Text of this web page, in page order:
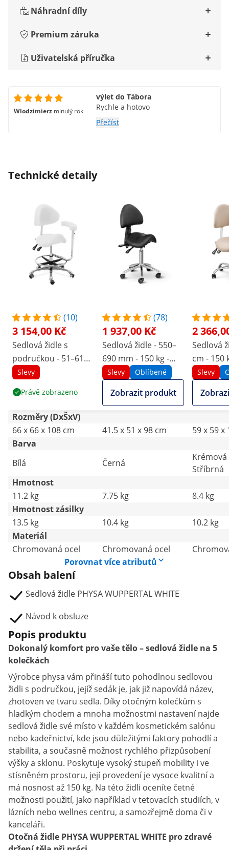
Náhradní díly
Premium záruka
Uživatelská příručka
Wlodzimierz minulý rok
výlet do Tábora
Rychle a hotovo
Přečíst
Technické detaily
(10)
3 154,00 Kč
Sedlová židle s
područkou - 51–61
cm - 150 kg - bílá
Slevy
Právě zobrazeno
(78)
1 937,00 Kč
Sedlová židle - 550–
690 mm - 150 kg -
černá
Slevy Oblíbené
Zobrazit produkt
2
Sedlová
cm - 150
Slevy
Rozměry (DxŠxV)
66 x 66 x 108 cm
41.5 x 51 x 98 cm
59 x 59 x
Barva
Bílá
Černá
Krémová
Stříbrná
Hmotnost
11.2 kg
7.75 kg
8.4 kg
Hmotnost zásilky
13.5 kg
10.4 kg
10.2 kg
Materiál
Chromovaná ocel
Chromovaná ocel
Porovnat více atributů
Obsah balení
Sedlová židle PHYSA WUPPERTAL WHITE
Návod k obsluze
Popis produktu
Dokonalý komfort pro vaše tělo – sedlová židle na 5
kolečkách
Výrobce physa vám přináší tuto pohodlnou sedlovou
židli s područkou, jejíž sedák je, jak již napovídá název,
zhotoven ve tvaru sedla. Díky otočným kolečkům s
hladkým chodem a mnoha možnostmi nastavení najde
sedlová židle své místo v každém kosmetickém salónu
nebo kadeřnictví, kde jsou důležitými faktory pohodlí a
stabilita, a současně možnost rychlého přizpůsobení
výšky a sklonu. Poskytuje vysoký stupeň mobility i ve
stísněném prostoru, její provedení je vysoce kvalitní a
má nosnost až 150 kg. Na této židli oceníte četné
možnosti použití, jako například v tetovacích studiích, v
lázních nebo wellnes centru, a samozřejmě doma či v
kanceláři.
Otočná židle PHYSA WUPPERTAL WHITE pro zdravé